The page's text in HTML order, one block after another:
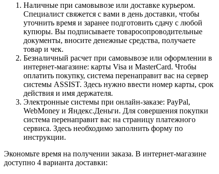
Наличные при самовывозе или доставке курьером.
Специалист свяжется с вами в день доставки, чтобы
уточнить время и заранее подготовить сдачу с любой
купюры. Вы подписываете товаросопроводительные
документы, вносите денежные средства, получаете
товар и чек.
Безналичный расчет при самовывозе или оформлении в
интернет-магазине: карты Visa и MasterCard. Чтобы
оплатить покупку, система перенаправит вас на сервер
системы ASSIST. Здесь нужно ввести номер карты, срок
действия и имя держателя.
Электронные системы при онлайн-заказе: PayPal,
WebMoney и Яндекс.Деньги. Для совершения покупки
система перенаправит вас на страницу платежного
сервиса. Здесь необходимо заполнить форму по
инструкции.
Экономьте время на получении заказа. В интернет-магазине
доступно 4 варианта доставки: